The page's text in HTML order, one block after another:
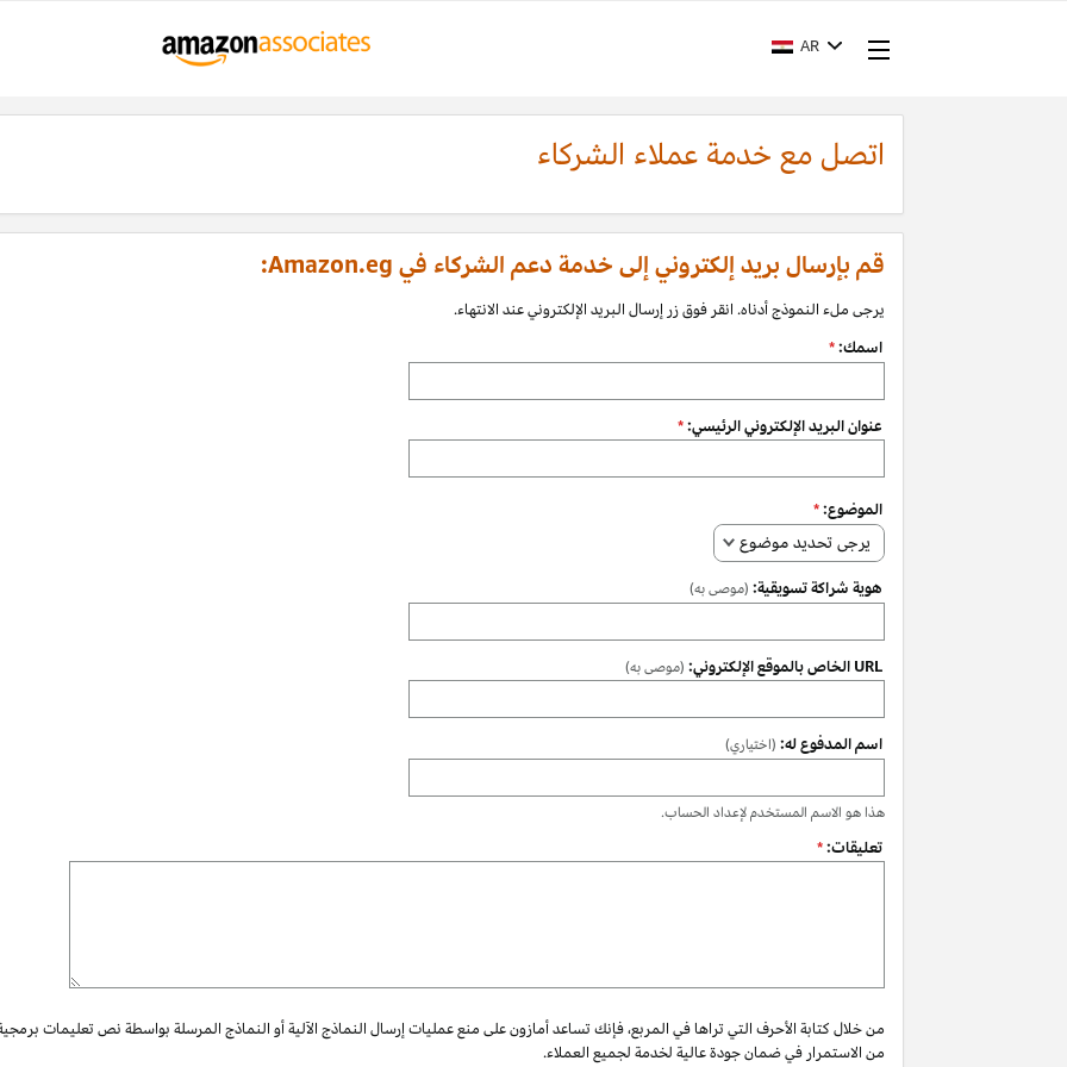
AR
اتصل مع خدمة عملاء الشركاء
قم بإرسال بريد إلكتروني إلى خدمة دعم الشركاء في Amazon.eg:
يرجى ملء النموذج أدناه. انقر فوق زر إرسال البريد الإلكتروني عند الانتهاء.
اسمك:*
عنوان البريد الإلكتروني الرئيسي:*
الموضوع:*
يرجى تحديد موضوع
هوية شراكة تسويقية: (موصى به)
URL الخاص بالموقع الإلكتروني: (موصى به)
اسم المدفوع له: (اختياري)
هذا هو الاسم المستخدم لإعداد الحساب.
تعليقات:*
من خلال كتابة الأحرف التي تراها في المربع، فإنك تساعد أمازون على منع عمليات إرسال النماذج الآلية أو النماذج المرسلة بواسطة نص تعليمات
من الاستمرار في ضمان جودة عالية لخدمة لجميع العملاء.